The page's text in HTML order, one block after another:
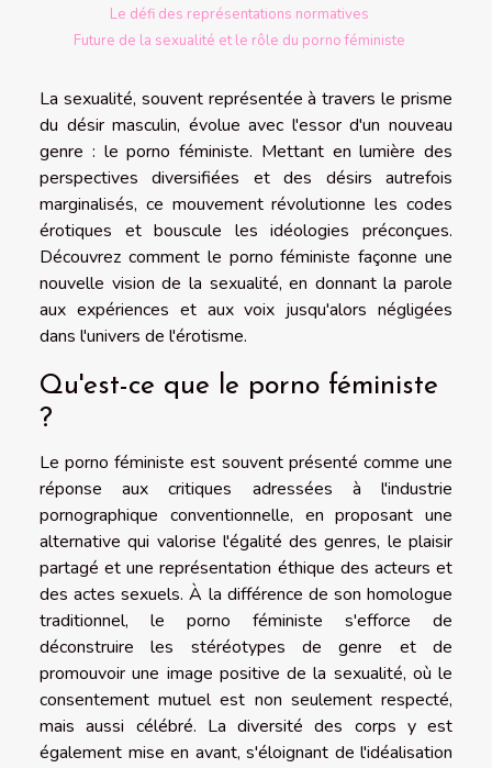
Le défi des représentations normatives
Future de la sexualité et le rôle du porno féministe
La sexualité, souvent représentée à travers le prisme
du désir masculin, évolue avec l'essor d'un nouveau
genre : le porno féministe. Mettant en lumière des
perspectives diversifiées et des désirs autrefois
marginalisés, ce mouvement révolutionne les codes
érotiques et bouscule les idéologies préconçues.
Découvrez comment le porno féministe façonne une
nouvelle vision de la sexualité, en donnant la parole
aux expériences et aux voix jusqu'alors négligées
dans l'univers de l'érotisme.
Qu'est-ce que le porno féministe
?
Le porno féministe est souvent présenté comme une
réponse aux critiques adressées à l'industrie
pornographique conventionnelle, en proposant une
alternative qui valorise l'égalité des genres, le plaisir
partagé et une représentation éthique des acteurs et
des actes sexuels. À la différence de son homologue
traditionnel, le porno féministe s'efforce de
déconstruire les stéréotypes de genre et de
promouvoir une image positive de la sexualité, où le
consentement mutuel est non seulement respecté,
mais aussi célébré. La diversité des corps y est
également mise en avant, s'éloignant de l'idéalisation